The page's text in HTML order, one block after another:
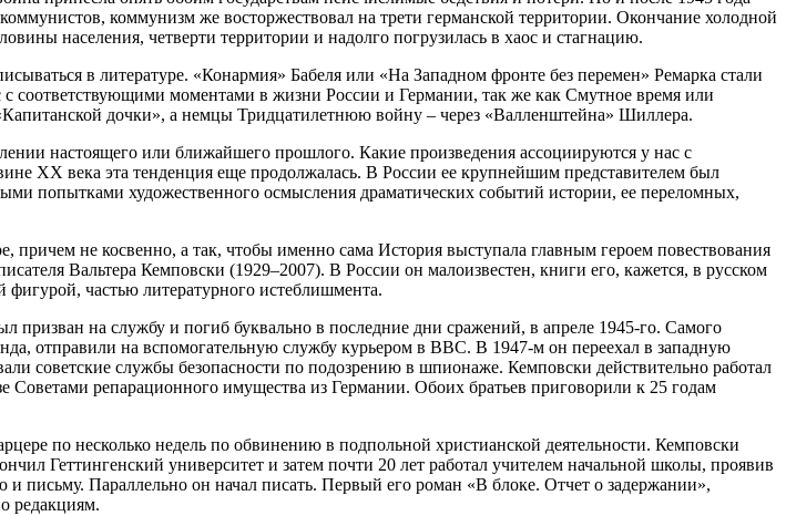
коммунизм же восторжествовал на трети германской территории. Окончание холодной
населения, четверти территории и надолго погрузилась в хаос и стагнацию.
в литературе. «Конармия» Бабеля или «На Западном фронте без перемен» Ремарка стали
соответствующими моментами в жизни России и Германии, так же как Смутное время или
дочки», а немцы Тридцатилетнюю войну – через «Валленштейна» Шиллера.
настоящего или ближайшего прошлого. Какие произведения ассоциируются у нас с
XX века эта тенденция еще продолжалась. В России ее крупнейшим представителем был
попытками художественного осмысления драматических событий истории, ее переломных,
причем не косвенно, а так, чтобы именно сама История выступала главным героем повествования
Вальтера Кемповски (1929–2007). В России он малоизвестен, книги его, кажется, в русском
частью литературного истеблишмента.
призван на службу и погиб буквально в последние дни сражений, в апреле 1945-го. Самого
отправили на вспомогательную службу курьером в ВВС. В 1947-м он переехал в западную
советские службы безопасности по подозрению в шпионаже. Кемповски действительно работал
репарационного имущества из Германии. Обоих братьев приговорили к 25 годам
по несколько недель по обвинению в подпольной христианской деятельности. Кемповски
Геттингенский университет и затем почти 20 лет работал учителем начальной школы, проявив
и письму. Параллельно он начал писать. Первый его роман «В блоке. Отчет о задержании»,
редакциям.